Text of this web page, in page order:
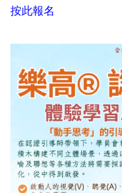
按此報名